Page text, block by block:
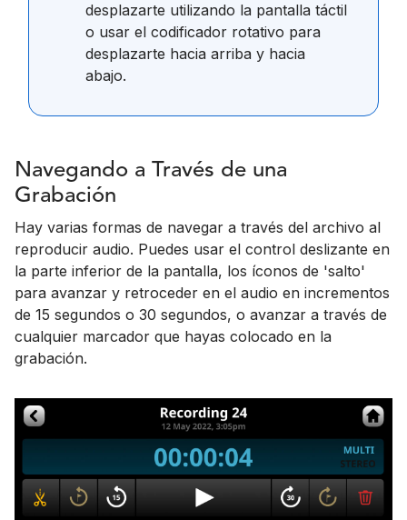
desplazarte utilizando la pantalla táctil
o usar el codificador rotativo para
desplazarte hacia arriba y hacia
abajo.
Navegando a Través de una
Grabación
Hay varias formas de navegar a través del archivo al
reproducir audio. Puedes usar el control deslizante en
la parte inferior de la pantalla, los íconos de 'salto'
para avanzar y retroceder en el audio en incrementos
de 15 segundos o 30 segundos, o avanzar a través de
cualquier marcador que hayas colocado en la
grabación.